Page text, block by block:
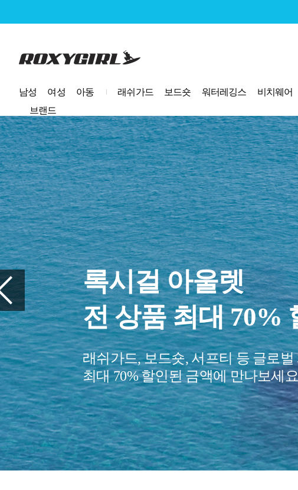
로고
남성 여성 아동 래쉬가드 보드숏 워터레깅스 비치웨어
브랜드
여행을 준비하세
꼭 챙겨야 할 여행
당신의 여행을 편안하게 만들어줄
여행 아이템을 만나보세요